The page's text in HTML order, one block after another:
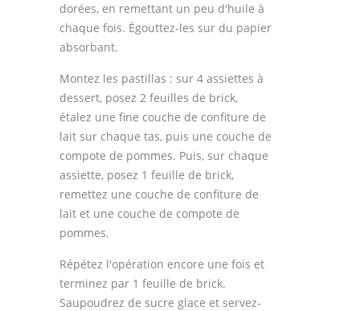
dorées, en remettant un peu d'huile à
chaque fois. Égouttez-les sur du papier
absorbant.
Montez les pastillas : sur 4 assiettes à
dessert, posez 2 feuilles de brick,
étalez une fine couche de confiture de
lait sur chaque tas, puis une couche de
compote de pommes. Puis, sur chaque
assiette, posez 1 feuille de brick,
remettez une couche de confiture de
lait et une couche de compote de
pommes.
Répétez l'opération encore une fois et
terminez par 1 feuille de brick.
Saupoudrez de sucre glace et servez-